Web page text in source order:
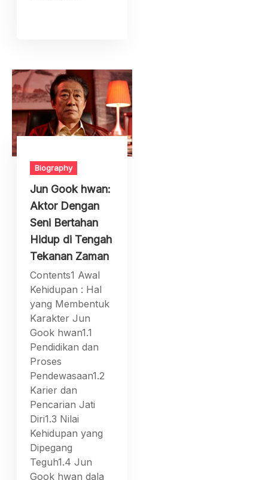
Biography
Jun Gook hwan:
Aktor Dengan
Seni Bertahan
Hidup di Tengah
Tekanan Zaman
Contents1 Awal
Kehidupan : Hal
yang Membentuk
Karakter Jun
Gook hwan1.1
Pendidikan dan
Proses
Pendewasaan1.2
Karier dan
Pencarian Jati
Diri1.3 Nilai
Kehidupan yang
Dipegang
Teguh1.4 Jun
Gook hwan dala